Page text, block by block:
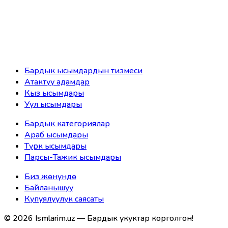
Бардык ысымдардын тизмеси
Атактуу адамдар
Кыз ысымдары
Уул ысымдары
Бардык категориялар
Араб ысымдары
Түрк ысымдары
Парсы-Тажик ысымдары
Биз жөнүндө
Байланышуу
Купуялуулук саясаты
© 2026 Ismlarim.uz — Бардык укуктар корголгон!